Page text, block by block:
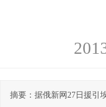
摘要：据俄新网27日援引